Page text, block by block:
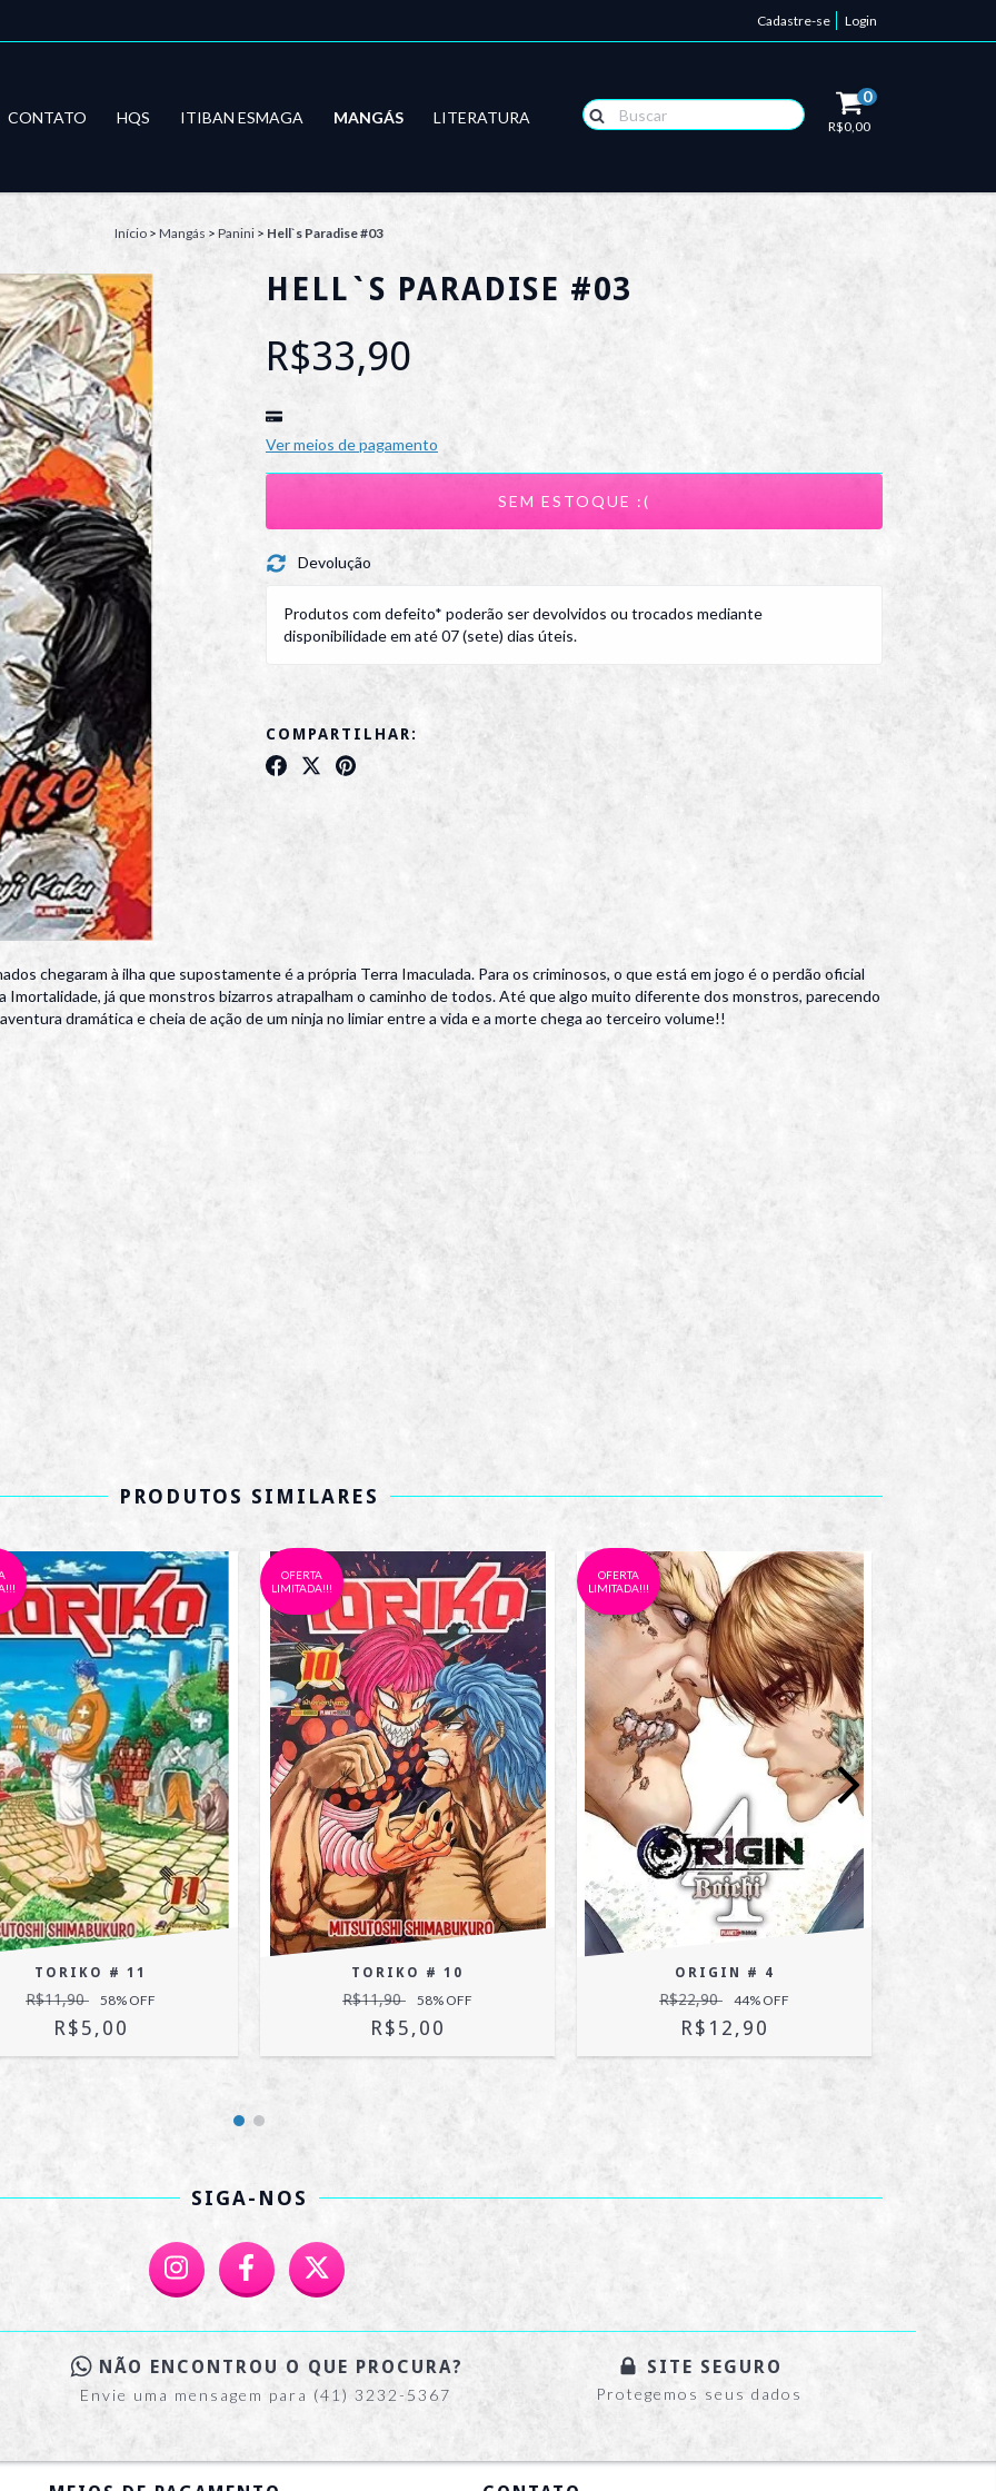
Cadastre-se Login
CONTATO HQS ITIBAN ESMAGA MANGÁS LITERATURA
0
R$0,00
Início > Mangás > Panini > Hell`s Paradise #03
HELL`S PARADISE #03
R$33,90
Ver meios de pagamento
Devolução
Produtos com defeito* poderão ser devolvidos ou trocados mediante
disponibilidade em até 07 (sete) dias úteis.
COMPARTILHAR:
chegaram à ilha que supostamente é a própria Terra Imaculada. Para os criminosos, o que está em jogo é o perdão oficial
Imortalidade, já que monstros bizarros atrapalham o caminho de todos. Até que algo muito diferente dos monstros, parecendo
dramática e cheia de ação de um ninja no limiar entre a vida e a morte chega ao terceiro volume!!
PRODUTOS SIMILARES
TORIKO # 11
R$11,90 58% OFF
R$5,00
OFERTA
LIMITADA!!!
TORIKO # 10
R$11,90 58% OFF
R$5,00
OFERTA
LIMITADA!!!
ORIGIN # 4
R$22,90 44% OFF
R$12,90
SIGA-NOS
NÃO ENCONTROU O QUE PROCURA?
Envie uma mensagem para (41) 3232-5367
SITE SEGURO
Protegemos seus dados